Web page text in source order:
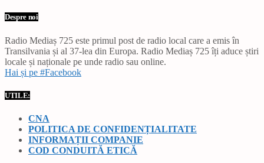
Despre noi
Radio Mediaș 725 este primul post de radio local care a emis în
Transilvania și al 37-lea din Europa. Radio Mediaș 725 îți aduce știri
locale și naționale pe unde radio sau online.
Hai și pe #Facebook
UTILE:
CNA
POLITICA DE CONFIDENȚIALITATE
INFORMAȚII COMPANIE
COD CONDUITĂ ETICĂ